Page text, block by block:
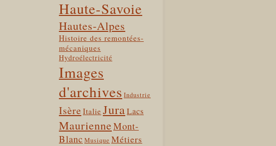
Haute-Savoie
Hautes-Alpes
Histoire des remontées-
mécaniques
Hydroélectricité
Images
d'archives Industrie
Isère Italie JuraLacs
MaurienneMont-
Blanc Musique Métiers